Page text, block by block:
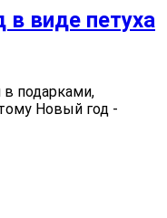
виде петуха
в подарками,
Новый год -